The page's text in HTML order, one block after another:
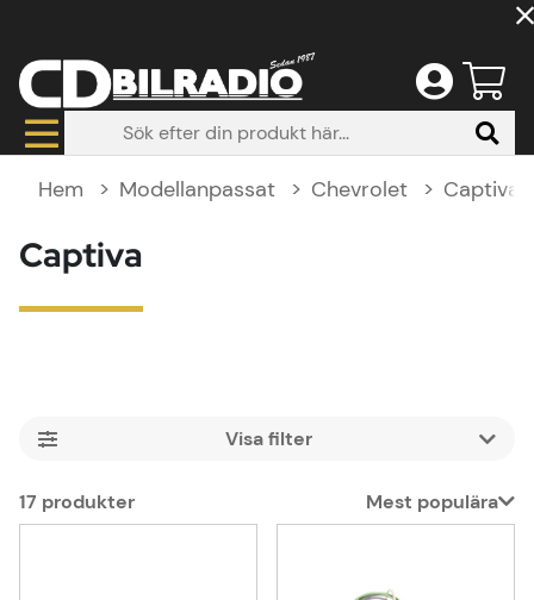
Hem Modellanpassat Chevrolet Captiva
Captiva
Filtrera
17 produkter
Mest populära